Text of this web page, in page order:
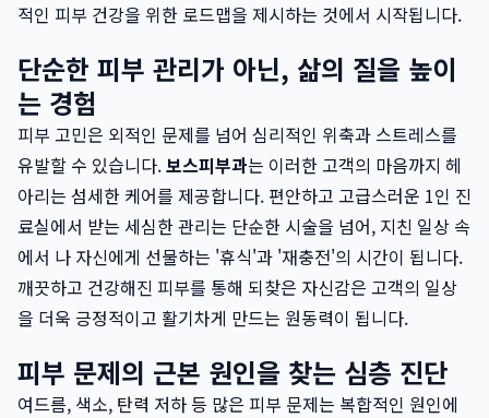
적인 피부 건강을 위한 로드맵을 제시하는 것에서 시작됩니다.
단순한 피부 관리가 아닌, 삶의 질을 높이
는 경험
피부 고민은 외적인 문제를 넘어 심리적인 위축과 스트레스를
유발할 수 있습니다.보스피부과는 이러한 고객의 마음까지 헤
아리는 섬세한 케어를 제공합니다. 편안하고 고급스러운 1인 진
료실에서 받는 세심한 관리는 단순한 시술을 넘어, 지친 일상 속
에서 나 자신에게 선물하는 '휴식'과 '재충전'의 시간이 됩니다.
깨끗하고 건강해진 피부를 통해 되찾은 자신감은 고객의 일상
을 더욱 긍정적이고 활기차게 만드는 원동력이 됩니다.
피부 문제의 근본 원인을 찾는 심층 진단
여드름, 색소, 탄력 저하 등 많은 피부 문제는 복합적인 원인에